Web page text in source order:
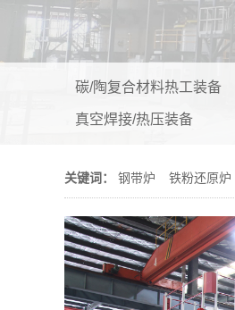
碳/陶复合材料热工装备
真空焊接/热压装备
关键词： 钢带炉 铁粉还原炉